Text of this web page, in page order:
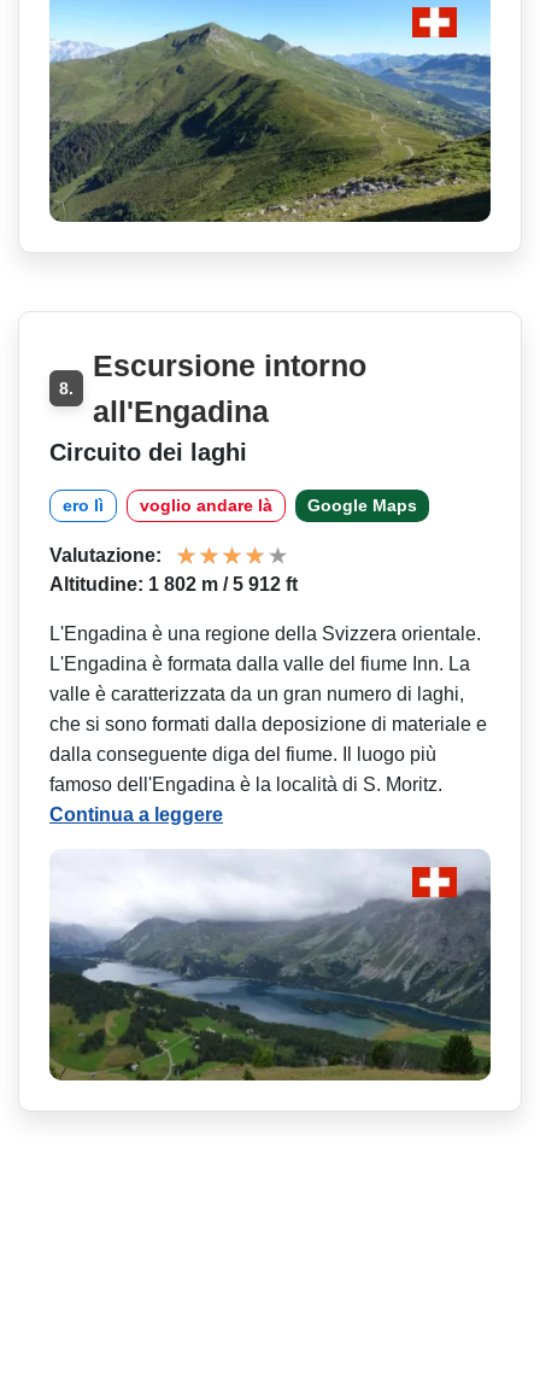
8.
Escursione intorno
all'Engadina
Circuito dei laghi
ero lì voglio andare là Google Maps
Valutazione:
Altitudine: 1 802 m / 5 912 ft
L'Engadina è una regione della Svizzera orientale.
L'Engadina è formata dalla valle del fiume Inn. La
valle è caratterizzata da un gran numero di laghi,
che si sono formati dalla deposizione di materiale e
dalla conseguente diga del fiume. Il luogo più
famoso dell'Engadina è la località di S. Moritz.
Continua a leggere